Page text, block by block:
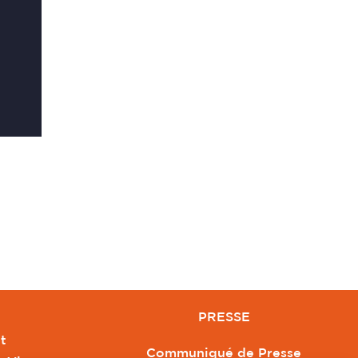
PRESSE
Communiqué de Presse